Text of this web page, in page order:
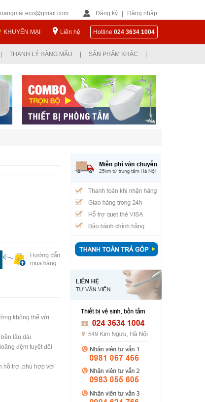
Đăng ký Đăng nhập
KHUYẾN MẠI Liên hệ Hotline 024 3634 1004
THANH LÝ HÀNG MẪU SẢN PHẨM KHÁC
không thể với
lâu dài.
đệm tuyệt đối
hỗ trợ, phù hợp với